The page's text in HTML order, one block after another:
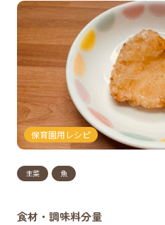
保育園用レシピ
主菜 魚
食材・調味料分量